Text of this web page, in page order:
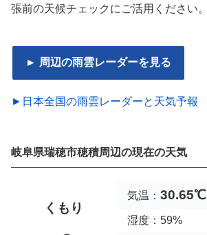
張前の天候チェックにご活用ください。
► 周辺の雨雲レーダーを見る
►日本全国の雨雲レーダーと天気予報
岐阜県瑞穂市穂積周辺の現在の天気
くもり
気温： 30.65℃
湿度：59%